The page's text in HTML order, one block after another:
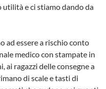
e ci stiamo dando da
ad essere a rischio conto
medico con stampate in
ai ragazzi delle consegne a
di scale e tasti di